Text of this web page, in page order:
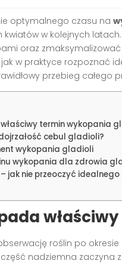
optymalnego czasu na
kwiatów w kolejnych
oraz
w praktyce rozpoznać
przebieg całego
termin wykopania
cebul gladioli?
wykopania gladioli
wykopania dla zdrowia
jak nie przeoczyć
roślin po
nadziemna zaczyna